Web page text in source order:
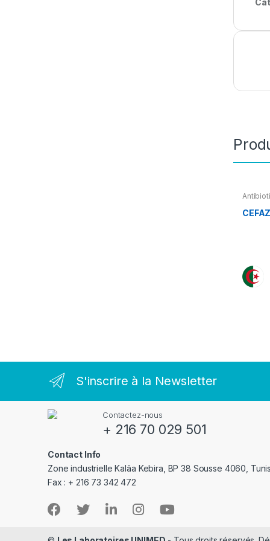
S'inscrire à la Newsletter
Contactez-nous
+ 216 70 029 501
Contact Info
Zone industrielle Kalâa Kebira, BP 38 Sousse 4060,
Fax : + 216 73 342 472